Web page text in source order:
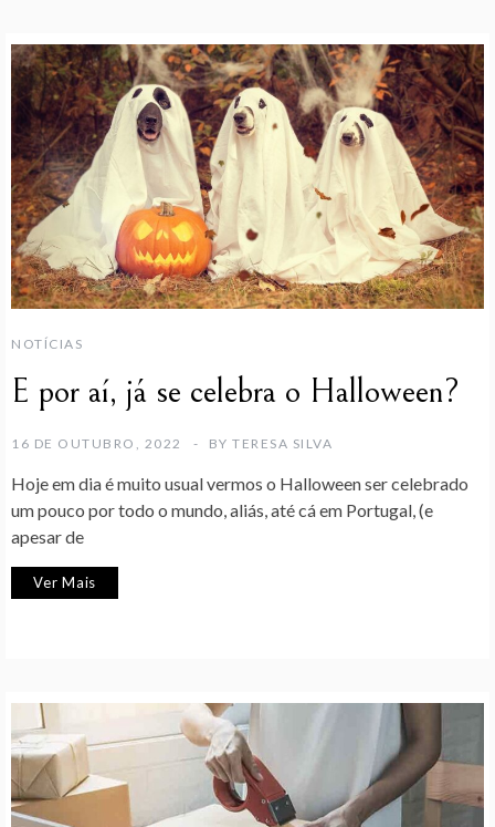
NOTÍCIAS
E por aí, já se celebra o Halloween?
16 DE OUTUBRO, 2022 BY TERESA SILVA
Hoje em dia é muito usual vermos o Halloween ser celebrado
um pouco por todo o mundo, aliás, até cá em Portugal, (e
apesar de
Ver Mais